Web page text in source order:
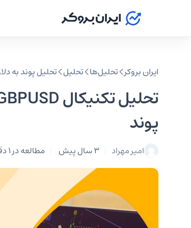
ایران بروکر تحلیل‌ها تحلیل‌ تحلیل پوند به
پوند
امیر مهراد 3 سال پیش مطالعه در 1 دقیقه